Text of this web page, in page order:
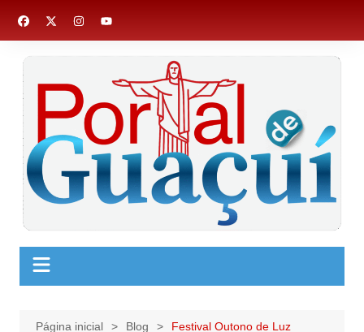
para
Página inicial Blog Festival Outono de Luz